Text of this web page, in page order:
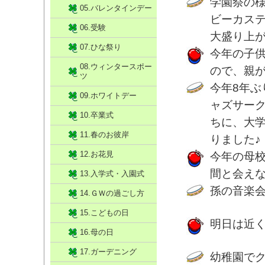
ビーカス
大盛り上
今年の子
ので、親
今年8年ぶ
ャズサー
ちに、大
りました♪
今年の母
間と会え
孫の音楽
明日は近
幼稚園で
05.バレンタインデー
06.受験
07.ひな祭り
08.ウィンタースポー
ツ
09.ホワイトデー
10.卒業式
11.春のお彼岸
12.お花見
13.入学式・入園式
14.ＧＷの過ごし方
15.こどもの日
16.母の日
17.ガーデニング